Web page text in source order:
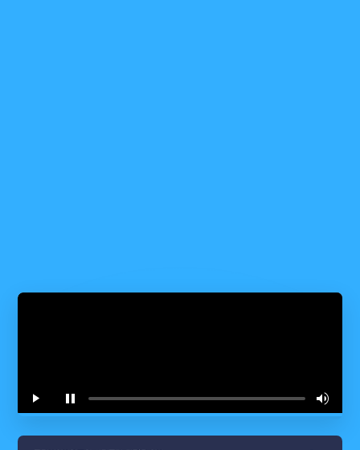
play_arrow pause volume_up